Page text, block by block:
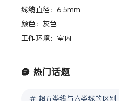
线缆直径：6.5mm
颜色：灰色
工作环境：室内
热门话题
超五类线与六类线的区别